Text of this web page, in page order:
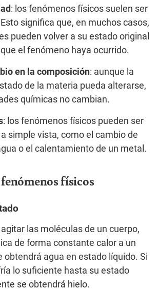
: los fenómenos físicos suelen ser
significa que, en muchos casos,
pueden volver a su estado original
el fenómeno haya ocurrido.
en la composición: aunque la
de la materia pueda alterarse,
químicas no cambian.
: los fenómenos físicos pueden ser
simple vista, como el cambio de
o el calentamiento de un metal.
físicos
las moléculas de un cuerpo,
de forma constante calor a un
obtendrá agua en estado líquido. Si
lo suficiente hasta su estado
se obtendrá hielo.